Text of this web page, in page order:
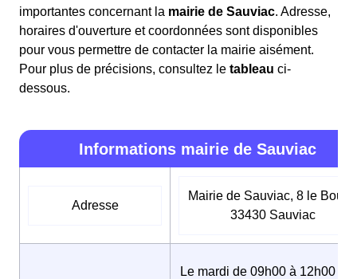
importantes concernant la mairie de Sauviac. Adresse,
horaires d'ouverture et coordonnées sont disponibles
pour vous permettre de contacter la mairie aisément.
Pour plus de précisions, consultez le tableau ci-
dessous.
Informations mairie de Sauviac
Adresse
Mairie de Sauviac, 8 le Bourg,
33430 Sauviac
Le mardi de 09h00 à 12h00 et